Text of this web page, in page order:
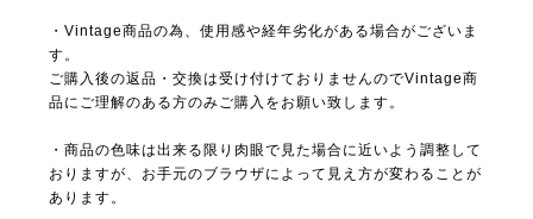
・Vintage商品の為、使用感や経年劣化がある場合がございま
す。
ご購入後の返品・交換は受け付けておりませんのでVintage商
品にご理解のある方のみご購入をお願い致します。
・商品の色味は出来る限り肉眼で見た場合に近いよう調整して
おりますが、お手元のブラウザによって見え方が変わることが
あります。